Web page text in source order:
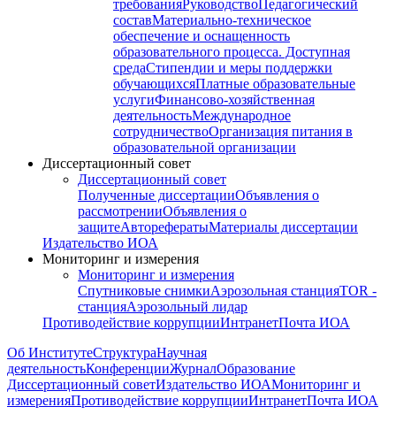
требованияРуководствоПедагогический
составМатериально-техническое
обеспечение и оснащенность
образовательного процесса. Доступная
средаСтипендии и меры поддержки
обучающихсяПлатные образовательные
услугиФинансово-хозяйственная
деятельностьМеждународное
сотрудничествоОрганизация питания в
образовательной организации
Диссертационный совет
Диссертационный совет
Полученные диссертацииОбъявления о
рассмотренииОбъявления о
защитеАвторефератыМатериалы диссертации
Издательство ИОА
Мониторинг и измерения
Мониторинг и измерения
Спутниковые снимкиАэрозольная станцияTOR -
станцияАэрозольный лидар
Противодействие коррупцииИнтранетПочта ИОА
Об ИнститутеСтруктураНаучная
деятельностьКонференцииЖурналОбразование
Диссертационный советИздательство ИОАМониторинг и
измеренияПротиводействие коррупцииИнтранетПочта ИОА